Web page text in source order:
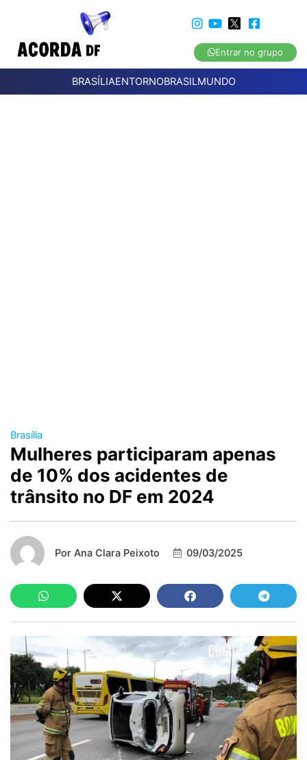
Entrar no grupo
BRASÍLIAENTORNOBRASILMUNDO
Brasília
Mulheres participaram apenas
de 10% dos acidentes de
trânsito no DF em 2024
Por Ana Clara Peixoto 09/03/2025